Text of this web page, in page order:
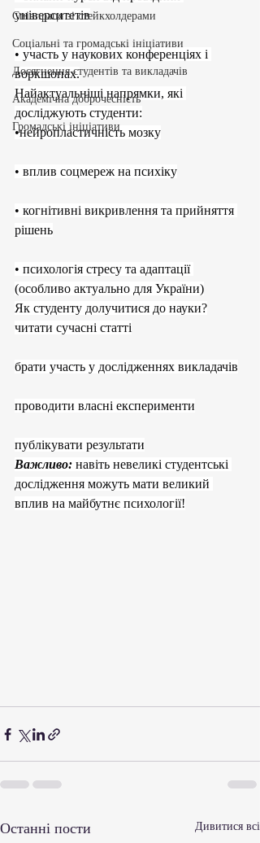
Співпраця зі стейкхолдерами
Соціальні та громадські ініціативи
Досягнення студентів та викладачів
Академічна доброчесність
Громадські ініціативи
університетів
• участь у наукових конференціях і
воркшопах.
Найактуальніші напрямки, які
досліджують студенти:
•нейропластичність мозку
• вплив соцмереж на психіку
• когнітивні викривлення та прийняття
рішень
• психологія стресу та адаптації
(особливо актуально для України)
Як студенту долучитися до науки?
читати сучасні статті
брати участь у дослідженнях викладачів
проводити власні експерименти
публікувати результати
Важливо: навіть невеликі студентські
дослідження можуть мати великий
вплив на майбутнє психології!
Останні пости Дивитися всі